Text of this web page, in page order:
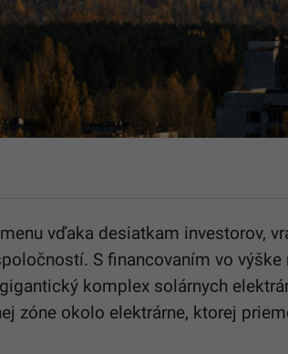
vďaka desiatkam investorov,
S financovaním vo výške
komplex solárnych
zóne okolo elektrárne, ktorej